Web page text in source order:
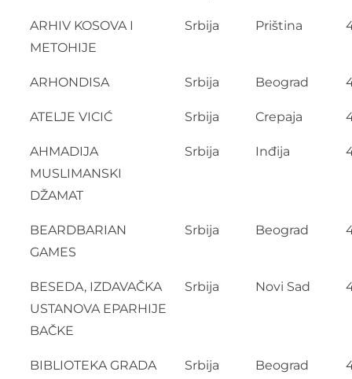
ARHIV KOSOVA I
METOHIJE
Srbija Priština
ARHONDISA Srbija Beograd
ATELJE VICIĆ Srbija Crepaja
AHMADIJA
MUSLIMANSKI
DŽAMAT
Srbija Inđija
BEARDBARIAN
GAMES
Srbija Beograd
BESEDA, IZDAVAČKA
USTANOVA EPARHIJE
BAČKE
Srbija Novi Sad
BIBLIOTEKA GRADA
Srbija Beograd